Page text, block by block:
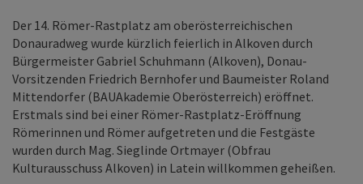
Der 14. Römer-Rastplatz am oberösterreichischen
Donauradweg wurde kürzlich feierlich in Alkoven durch
Bürgermeister Gabriel Schuhmann (Alkoven), Donau-
Vorsitzenden Friedrich Bernhofer und Baumeister Roland
Mittendorfer (BAUAkademie Oberösterreich) eröffnet.
Erstmals sind bei einer Römer-Rastplatz-Eröffnung
Römerinnen und Römer aufgetreten und die Festgäste
wurden durch Mag. Sieglinde Ortmayer (Obfrau
Kulturausschuss Alkoven) in Latein willkommen geheißen.